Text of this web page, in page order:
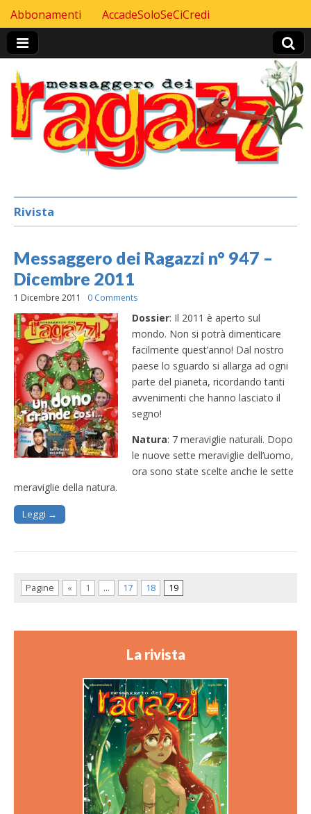
Header Top menu
Skip to content
Abbonamenti AccadeSoloSeCiCredi
Rivista
Messaggero dei Ragazzi n° 947 –
Dicembre 2011
1 Dicembre 2011 0 Comments
Dossier: Il 2011 è aperto sul
mondo. Non si potrà dimenticare
facilmente quest’anno! Dal nostro
paese lo sguardo si allarga ad ogni
parte del pianeta, ricordando tanti
avvenimenti che hanno lasciato il
segno!
Natura: 7 meraviglie naturali. Dopo
le nuove sette meraviglie dell’uomo,
ora sono state scelte anche le sette
meraviglie della natura.
Leggi →
Pagine « 1 … 17 18 19
La rivista